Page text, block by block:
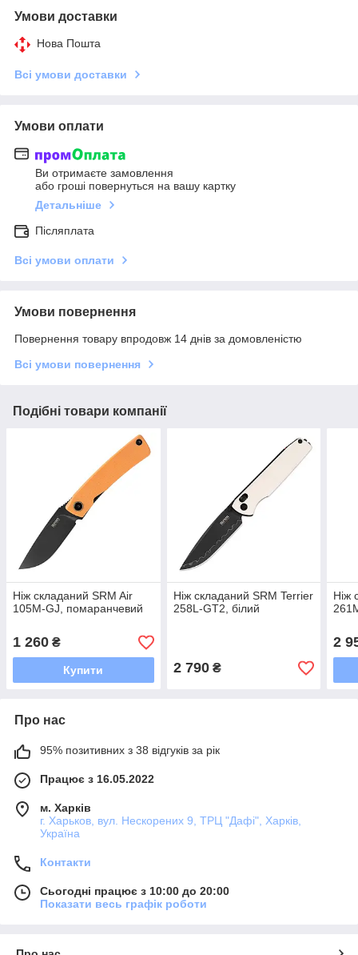
Умови доставки
Нова Пошта
Всі умови доставки
Умови оплати
Ви отримаєте замовлення
або гроші повернуться на вашу картку
Детальніше
Післяплата
Всі умови оплати
Умови повернення
Повернення товару впродовж 14 днів за домовленістю
Всі умови повернення
Подібні товари компанії
Ніж складаний SRM Air
105M-GJ, помаранчевий
1 260 ₴
Купити
Ніж складаний SRM Terrier
258L-GT2, білий
2 790₴
Ніж
2
Про нас
95% позитивних з 38 відгуків за рік
Працює з 16.05.2022
м. Харків
г. Харьков, вул. Нескорених 9, ТРЦ "Дафі", Харків,
Україна
Контакти
Сьогодні працює з 10:00 до 20:00
Показати весь графік роботи